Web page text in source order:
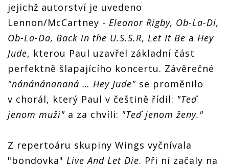
jejichž autorství je uvedeno
Lennon/McCartney - Eleonor Rigby, Ob-La-Di,
Ob-La-Da, Back in the U.S.S.R, Let It Be a Hey
Jude, kterou Paul uzavřel základní část
perfektně šlapajícího koncertu. Závěrečné
"nánánánananá … Hey Jude" se proměnilo
v chorál, který Paul v češtině řídil: "Teď
jenom muži" a za chvíli: "Teď jenom ženy."
Z repertoáru skupiny Wings vyčnívala
"bondovka" Live And Let Die. Při ní začaly na